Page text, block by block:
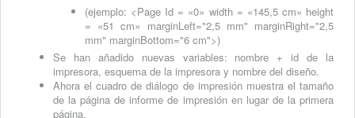
(ejemplo: <Page Id = «0» width = «145,5 cm» height
= «51 cm» marginLeft="2,5 mm" marginRight="2,5
mm" marginBottom="6 cm">)
Se han añadido nuevas variables: nombre + id de la
impresora, esquema de la impresora y nombre del diseño.
Ahora el cuadro de diálogo de impresión muestra el tamaño
de la página de informe de impresión en lugar de la primera
página.